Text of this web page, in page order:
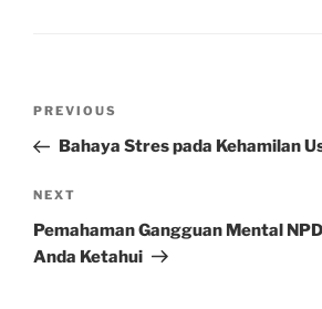
Previous
Post
PREVIOUS
Bahaya Stres pada Kehamilan
Next
Post
NEXT
Pemahaman Gangguan Mental
Anda Ketahui